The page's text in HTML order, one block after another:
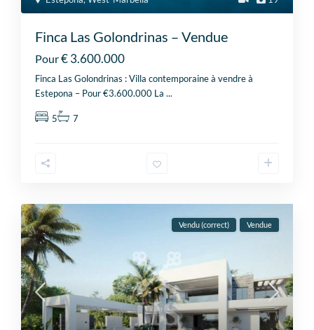
Finca Las Golondrinas – Vendue
Pour€ 3.600.000
Finca Las Golondrinas : Villa contemporaine à vendre à
Estepona – Pour €3.600.000 La...
5 7
Vendu (correct) Vendue